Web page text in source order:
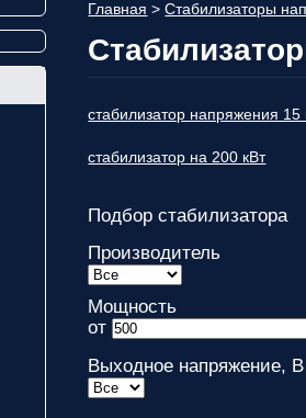
Главная > Стабилизаторы
стабилизатор напряжения 15
стабилизатор на 200 кВт
Подбор стабилизатора
Производитель
Мощность
от
Выходное напряжение, В